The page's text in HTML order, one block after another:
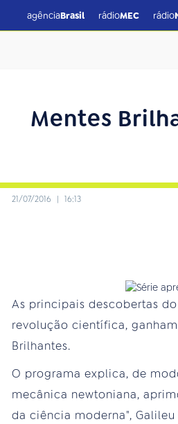
agênciaBrasil rádioMEC rádio
Mentes
21/07/2016 | 16:13
As principais descobertas
revolução científica, ganham
Brilhantes.
O programa explica, de
mecânica newtoniana,
da ciência moderna",